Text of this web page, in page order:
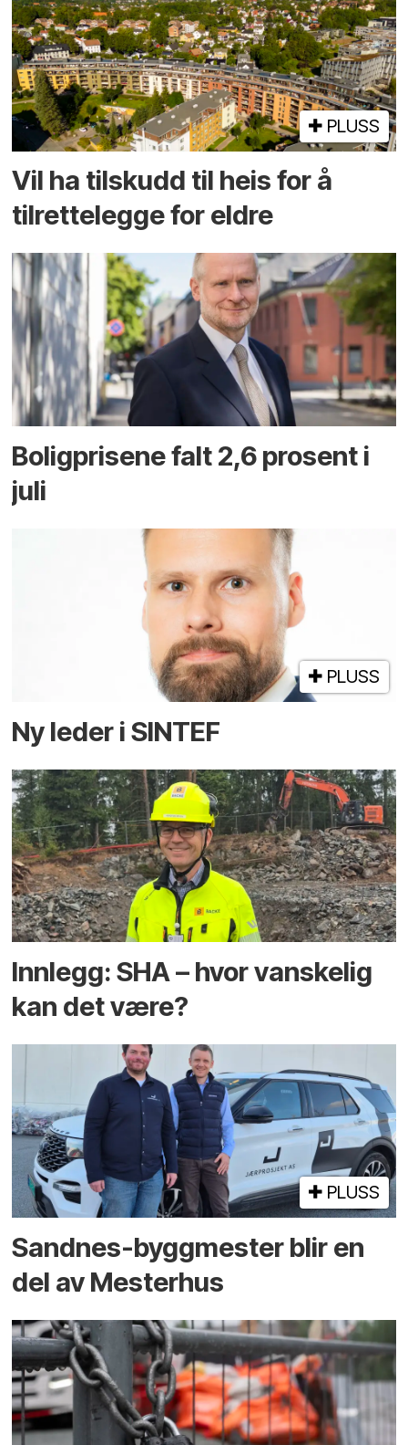
PLUSS
Vil ha tilskudd til heis for å
tilrettelegge for eldre
Boligprisene falt 2,6 prosent i
juli
PLUSS
Ny leder i SINTEF
Innlegg: SHA – hvor vanskelig
kan det være?
PLUSS
Sandnes-byggmester blir en
del av Mesterhus